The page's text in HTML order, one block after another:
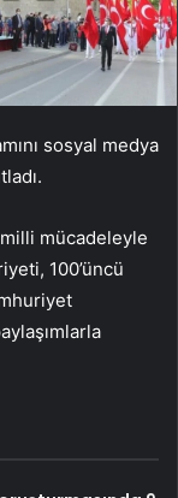
sosyal medya
milli mücadeleyle
100’üncü